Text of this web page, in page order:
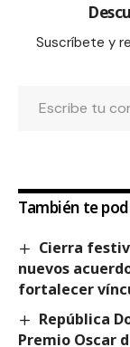
Suscríbete y
También te
Cierra
nuevos
fortalecer
República
Premio Oscar